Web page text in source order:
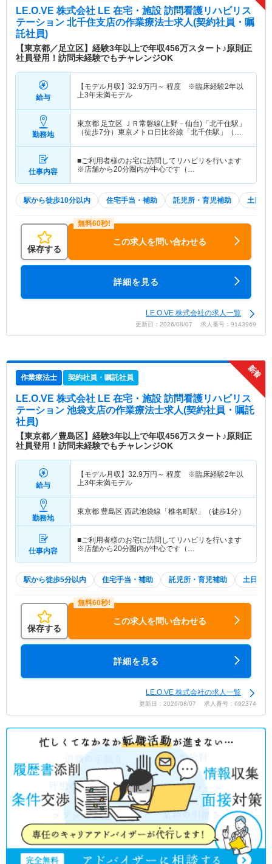
LE.O.VE 株式会社 LE 在宅・施設 訪問看護リハビリス
テーション 北千住支店の作業療法士求人(契約社員・嘱
託社員)
【東京都／足立区】経験3年以上で年収456万スタート♪原則正
社員登用！訪問未経験でもチャレンジOK
給与
【モデル月収】 32.9万円～ 程度 ※臨床経験2年以
上3年未満モデル
勤務地
東京都 足立区
ＪＲ常磐線(上野－仙台)「北千住駅」
（徒歩7分）東京メトロ日比谷線「北千住駅」（徒
仕事内容
■ご利用者様のお宅に訪問してリハビリを行います
※店舗から20分圏内が中心です（…
駅から徒歩10分以内 住宅手当・補助 託児所・育児補助 土日祝
保存する
この求人を問い合わせる
詳細を見る
LE.O.VE 株式会社の求人一覧
更新日：2026/08/07 求人番号：9143969
作業療法士 契約社員・嘱託社員
LE.O.VE 株式会社 LE 在宅・施設 訪問看護リハビリス
テーション 池袋支店の作業療法士求人(契約社員・嘱託
社員)
【東京都／豊島区】経験3年以上で年収456万スタート♪原則正
社員登用！訪問未経験でもチャレンジOK
給与
【モデル月収】 32.9万円～ 程度 ※臨床経験2年以
上3年未満モデル
勤務地
東京都 豊島区 西武池袋線「椎名町駅」（徒歩1分）
仕事内容
■ご利用者様のお宅に訪問してリハビリを行います
※店舗から20分圏内が中心です（…
駅から徒歩5分以内 住宅手当・補助 託児所・育児補助 土日祝休
保存する
この求人を問い合わせる
詳細を見る
LE.O.VE 株式会社の求人一覧
更新日：2026/08/07 求人番号：692374